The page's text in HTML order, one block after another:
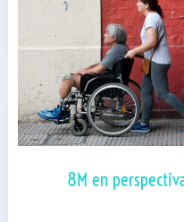
8M en